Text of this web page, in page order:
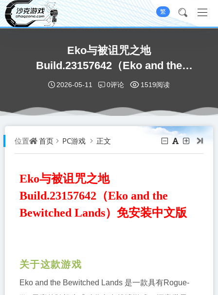
繁
Eko与被诅咒之地
Build.23157642（Eko and the
Bewitched Lands）免安装中文版
2026-05-11 0评论 1519阅读
位置 首页 PC游戏 正文
Eko与被诅咒之地
Build.23157642（Eko and the
Bewitched Lands）免安装中文版
关于这款游戏
Eko and the Bewitched Lands 是一款具有Rogue-